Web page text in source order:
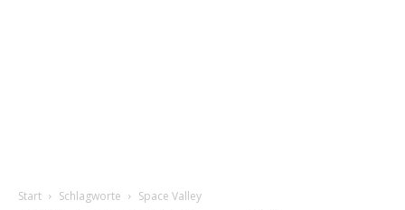
Start Schlagworte Space Valley